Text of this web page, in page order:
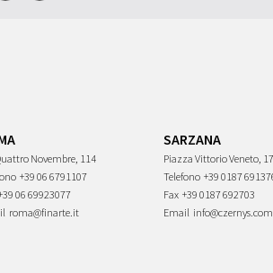
Novembre, 114
+39 06 6791107
06 69923077
roma@finarte.it
SARZANA
Piazza Vittorio Veneto, 17
Telefono +39 0187
Fax +39 0187 692703
Email info@czernys.com